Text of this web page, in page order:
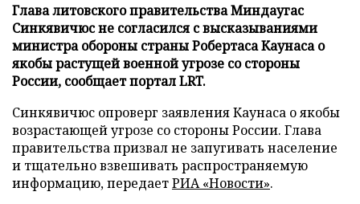
Глава литовского правительства Миндаугас
Синкявичюс не согласился с высказываниями
министра обороны страны Робертаса Каунаса о
якобы растущей военной угрозе со стороны
России, сообщает портал LRT.
Синкявичюс опроверг заявления Каунаса о якобы
возрастающей угрозе со стороны России. Глава
правительства призвал не запугивать население
и тщательно взвешивать распространяемую
информацию, передаетРИА «Новости».